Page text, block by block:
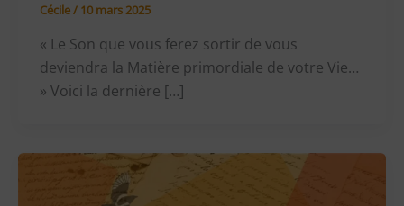
Cécile/ 10 mars 2025
« Le Son que vous ferez sortir de vous
deviendra la Matière primordiale de votre Vie…
» Voici la dernière […]